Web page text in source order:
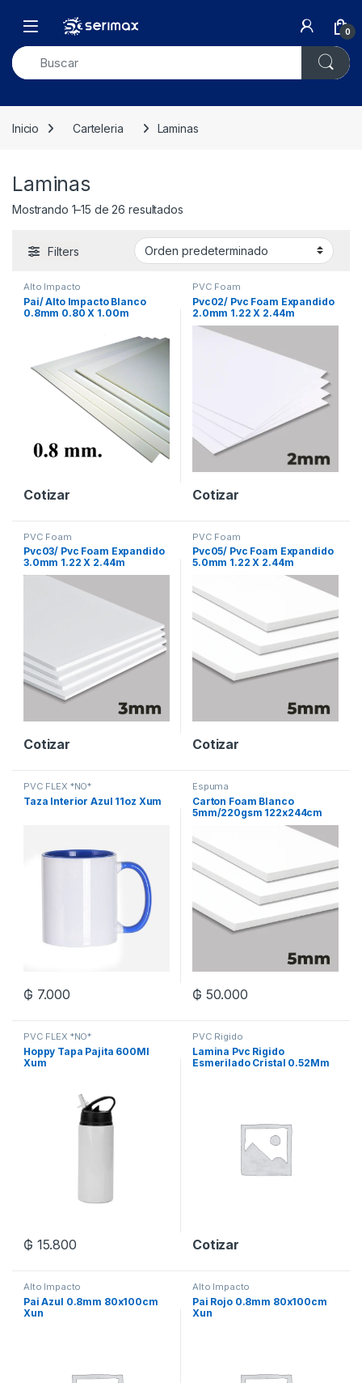
Open 0
Inicio Carteleria Laminas
Laminas
Mostrando 1–15 de 26 resultados
Filters
Alto Impacto
Pai/ Alto Impacto Blanco
0.8mm 0.80 X 1.00m
Cotizar
PVC Foam
Pvc02/ Pvc Foam Expandido
2.0mm 1.22 X 2.44m
Cotizar
PVC Foam
Pvc03/ Pvc Foam Expandido
3.0mm 1.22 X 2.44m
Cotizar
PVC Foam
Pvc05/ Pvc Foam Expandido
5.0mm 1.22 X 2.44m
Cotizar
PVC FLEX *NO*
Taza Interior Azul 11oz Xum
₲ 7.000
Espuma
Carton Foam Blanco
5mm/220gsm 122x244cm
₲ 50.000
PVC FLEX *NO*
Hoppy Tapa Pajita 600Ml
Xum
₲ 15.800
PVC Rigido
Lamina Pvc Rigido
Esmerilado Cristal 0.52Mm
Cotizar
Alto Impacto
Pai Azul 0.8mm 80x100cm
Xun
Alto Impacto
Pai Rojo 0.8mm 80x100cm
Xun